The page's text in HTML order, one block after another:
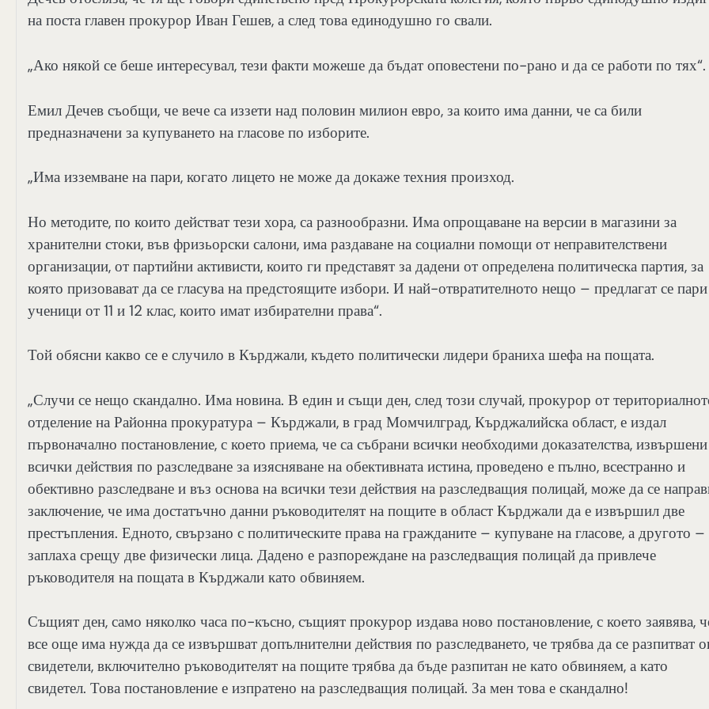
на поста главен прокурор Иван Гешев, а след това единодушно го свали.
„Ако някой се беше интересувал, тези факти можеше да бъдат оповестени по-рано и да се работи по тях“.
Емил Дечев съобщи, че вече са иззети над половин милион евро, за които има данни, че са били
предназначени за купуването на гласове по изборите.
„Има изземване на пари, когато лицето не може да докаже техния произход.
Но методите, по които действат тези хора, са разнообразни. Има опрощаване на версии в магазини за
хранителни стоки, във фризьорски салони, има раздаване на социални помощи от неправителствени
организации, от партийни активисти, които ги представят за дадени от определена политическа партия, за
която призовават да се гласува на предстоящите избори. И най-отвратителното нещо – предлагат се
ученици от 11 и 12 клас, които имат избирателни права“.
Той обясни какво се е случило в Кърджали, където политически лидери браниха шефа на пощата.
„Случи се нещо скандално. Има новина. В един и същи ден, след този случай, прокурор от
отделение на Районна прокуратура – Кърджали, в град Момчилград, Кърджалийска област, е издал
първоначално постановление, с което приема, че са събрани всички необходими доказателства,
всички действия по разследване за изясняване на обективната истина, проведено е пълно, всестранно и
обективно разследване и въз основа на всички тези действия на разследващия полицай, може да се
заключение, че има достатъчно данни ръководителят на пощите в област Кърджали да е извършил две
престъпления. Едното, свързано с политическите права на гражданите – купуване на гласове, а другото –
заплаха срещу две физически лица. Дадено е разпореждане на разследващия полицай да привлече
ръководителя на пощата в Кърджали като обвиняем.
Същият ден, само няколко часа по-късно, същият прокурор издава ново постановление, с което заявява,
все още има нужда да се извършват допълнителни действия по разследването, че трябва да се разпитват
свидетели, включително ръководителят на пощите трябва да бъде разпитан не като обвиняем, а като
свидетел. Това постановление е изпратено на разследващия полицай. За мен това е скандално!